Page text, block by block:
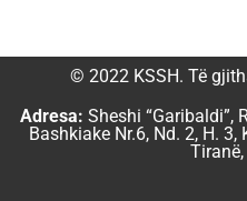
© 2022 KSSH. Të
Adresa: Sheshi “Garibaldi”,
Bashkiake Nr.6, Nd. 2, H.